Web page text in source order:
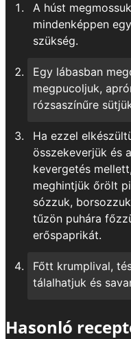
A húst
mindenképpen
szükség.
Egy lábasban
megpucoljuk,
rózsaszínűre
Ha ezzel
összekeverjük és
kevergetés
meghintjük őrölt
sózzuk,
tűzön puhára
erőspaprikát.
Főtt krumplival,
tálalhatjuk és
Hasonló